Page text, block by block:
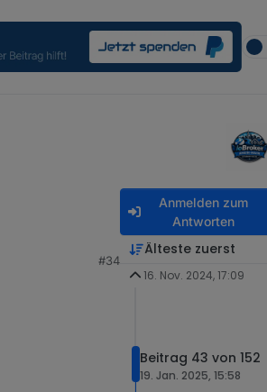
#34
Anmelden zum
Antworten
Älteste zuerst
16. Nov. 2024, 17:09
Beitrag 43 von 152
19. Jan. 2025, 15:58